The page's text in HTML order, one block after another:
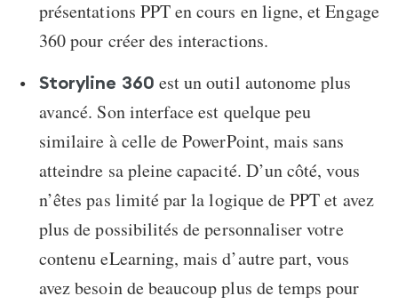
présentations PPT en cours en ligne, et Engage
360 pour créer des interactions.
Storyline 360 est un outil autonome plus
avancé. Son interface est quelque peu
similaire à celle de PowerPoint, mais sans
atteindre sa pleine capacité. D’un côté, vous
n’êtes pas limité par la logique de PPT et avez
plus de possibilités de personnaliser votre
contenu eLearning, mais d’autre part, vous
avez besoin de beaucoup plus de temps pour